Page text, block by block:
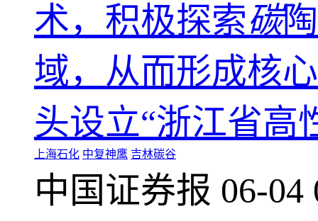
术，积极探索碳
域，从而形成核
头设立“浙江省高
上海石化 中复神鹰 吉林碳谷
中国证券报 06-04